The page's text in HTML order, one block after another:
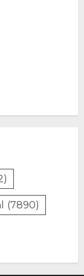
(7890)